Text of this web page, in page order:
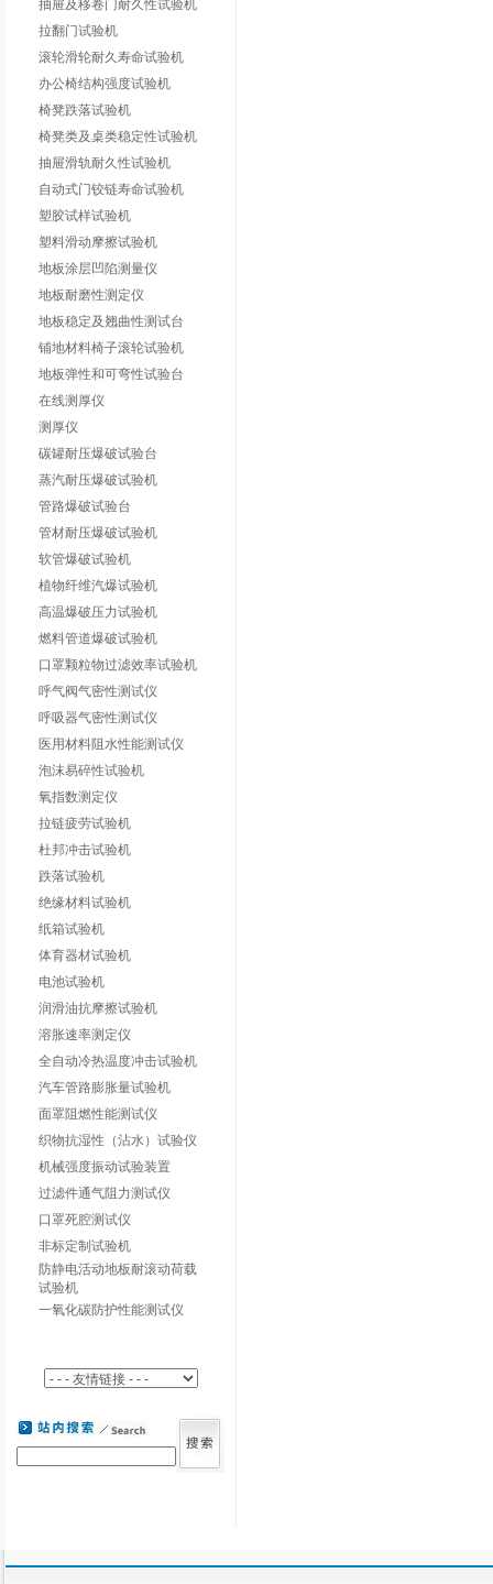
抽屉及移卷门耐久性试验机
拉翻门试验机
滚轮滑轮耐久寿命试验机
办公椅结构强度试验机
椅凳跌落试验机
椅凳类及桌类稳定性试验机
抽屉滑轨耐久性试验机
自动式门铰链寿命试验机
塑胶试样试验机
塑料滑动摩擦试验机
地板涂层凹陷测量仪
地板耐磨性测定仪
地板稳定及翘曲性测试台
铺地材料椅子滚轮试验机
地板弹性和可弯性试验台
在线测厚仪
测厚仪
碳罐耐压爆破试验台
蒸汽耐压爆破试验机
管路爆破试验台
管材耐压爆破试验机
软管爆破试验机
植物纤维汽爆试验机
高温爆破压力试验机
燃料管道爆破试验机
口罩颗粒物过滤效率试验机
呼气阀气密性测试仪
呼吸器气密性测试仪
医用材料阻水性能测试仪
泡沫易碎性试验机
氧指数测定仪
拉链疲劳试验机
杜邦冲击试验机
跌落试验机
绝缘材料试验机
纸箱试验机
体育器材试验机
电池试验机
润滑油抗摩擦试验机
溶胀速率测定仪
全自动冷热温度冲击试验机
汽车管路膨胀量试验机
面罩阻燃性能测试仪
织物抗湿性（沾水）试验仪
机械强度振动试验装置
过滤件通气阻力测试仪
口罩死腔测试仪
非标定制试验机
防静电活动地板耐滚动荷载
试验机
一氧化碳防护性能测试仪